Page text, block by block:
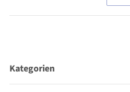
Kategorien